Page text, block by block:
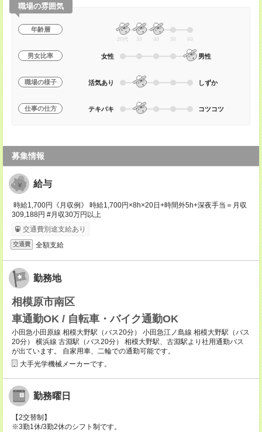
職場の雰囲気
年齢層
20代 30 40 50 60
男女比率 女性 男性
職場の様子 活気あり しずか
仕事の仕方 テキパキ コツコツ
募集情報
給与
時給1,700円《月収例》 時給1,700円×8h×20日+時間外5h+深夜手当＝月収
309,188円 #月収30万円以上
交通費別途支給あり
交通費 全額支給
勤務地
相模原市南区
車通勤OK / 自転車・バイク通勤OK
小田急小田原線 相模大野駅（バス20分） 小田急江ノ島線 相模大野駅（バス
20分） 横浜線 古淵駅（バス20分） 相模大野駅、古淵駅より社用通勤バス
が出ています。 自家用車、二輪での通勤可能です。
大手光学機械メーカーです。
勤務曜日
【2交替制】
※3勤1休/3勤2休のシフト制です。